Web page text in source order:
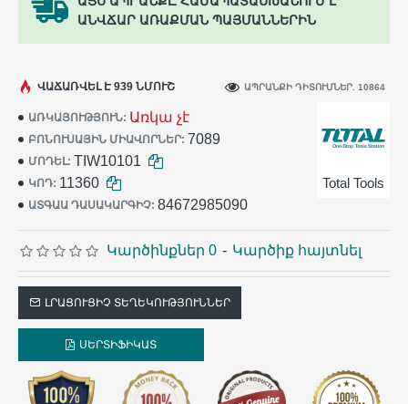
ԱՆՎՃԱՐ ԱՌԱՔՄԱՆ ՊԱՅՄԱՆՆԵՐԻՆ
ԱՌԿԱՅՈՒԹՅՈՒՆ: Առկա չէ
ԲՈՆՈՒՍԱՅԻՆ ՄԻԱՎՈՐՆԵՐ: 7089
ՄՈԴԵԼ: TIW10101
ԿՈԴ: 11360
ԱՏԳԱԱ ԴԱՍԱԿԱՐԳԻՉ: 84672985090
Total Tools
ՎԱՃԱՌՎԵԼ Է 939 ՆՄՈՒՇ ԱՊՐԱՆՔԻ ԴԻՏՈՒՄՆԵՐ. 10864
Կարծինքներ 0 - Կարծիք հայտնել
ԼՐԱՑՈՒՑԻՉ ՏԵՂԵԿՈՒԹՅՈՒՆՆԵՐ
ՍԵՐՏԻՖԻԿԱՏ